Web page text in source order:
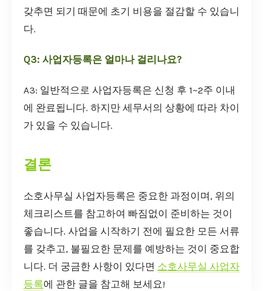
갖추면 되기 때문에 초기 비용을 절감할 수 있습니
다.
Q3: 사업자등록은 얼마나 걸리나요?
A3: 일반적으로 사업자등록은 신청 후 1~2주 이내
에 완료됩니다. 하지만 세무서의 상황에 따라 차이
가 있을 수 있습니다.
결론
소호사무실 사업자등록은 중요한 과정이며, 위의
체크리스트를 참고하여 빠짐없이 준비하는 것이
좋습니다. 사업을 시작하기 전에 필요한 모든 서류
를 갖추고, 불필요한 문제를 예방하는 것이 중요합
니다. 더 궁금한 사항이 있다면 소호사무실 사업자
등록에 관한 글을 참고해 보세요!